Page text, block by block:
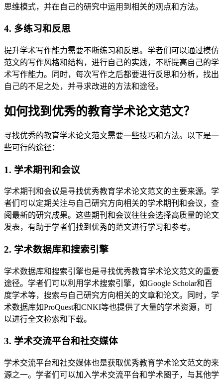
思维模式，并在自己的研究中运用到相关的观点和方法。
4. 多练习和反思
提升学术写作能力需要不断练习和反思。学者们可以通过模仿
范文的写作风格和结构，进行自己的实践，不断提高自己的学
术写作能力。同时，每次写作之后都要进行反思和分析，找出
自己的不足之处，并寻求改进的方法和途径。
如何找到优秀的教育学术论文范文？
寻找优秀的教育学术论文范文需要一些技巧和方法。以下是一
些可行的途径：
1. 学术期刊和会议
学术期刊和会议是寻找优秀教育学术论文范文的主要来源。学
者们可以定期关注与自己研究方向相关的学术期刊和会议，查
阅最新的研究成果。这些期刊和会议往往会选择高质量的论文
发表，有助于学者们找到优秀的范文进行学习和参考。
2. 学术数据库和搜索引擎
学术数据库和搜索引擎也是寻找优秀教育学术论文范文的重要
途径。学者们可以利用学术搜索引擎，如Google Scholar和百
度学术等，搜索与自己研究方向相关的文章和论文。同时，学
术数据库如ProQuest和CNKI等也提供了大量的学术资源，可
以进行全文检索和下载。
3. 学术交流平台和社交媒体
学术交流平台和社交媒体也是获取优秀教育学术论文范文的来
源之一。学者们可以加入学术交流平台和学术圈子，与其他学